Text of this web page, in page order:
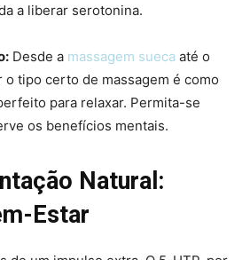
a liberar serotonina.
Desde a massagem sueca até o
o tipo certo de massagem é como
para relaxar. Permita-se
os benefícios mentais.
Natural:
Estar